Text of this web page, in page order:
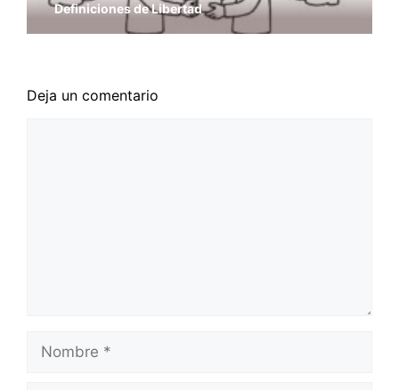
Definiciones de Libertad
Deja un comentario